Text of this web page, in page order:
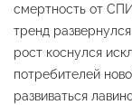
смертность от
тренд
рост коснулся
потребителей
развиваться